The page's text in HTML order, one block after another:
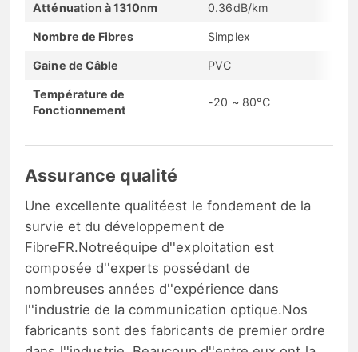
Atténuation à 1310nm 0.36dB/km
Nombre de Fibres Simplex
Gaine de Câble PVC
Température de
Fonctionnement
-20 ~ 80°C
Assurance qualité
Une excellente qualitéest le fondement de la
survie et du développement de
FibreFR.Notreéquipe d''exploitation est
composée d''experts possédant de
nombreuses années d''expérience dans
l''industrie de la communication optique.Nos
fabricants sont des fabricants de premier ordre